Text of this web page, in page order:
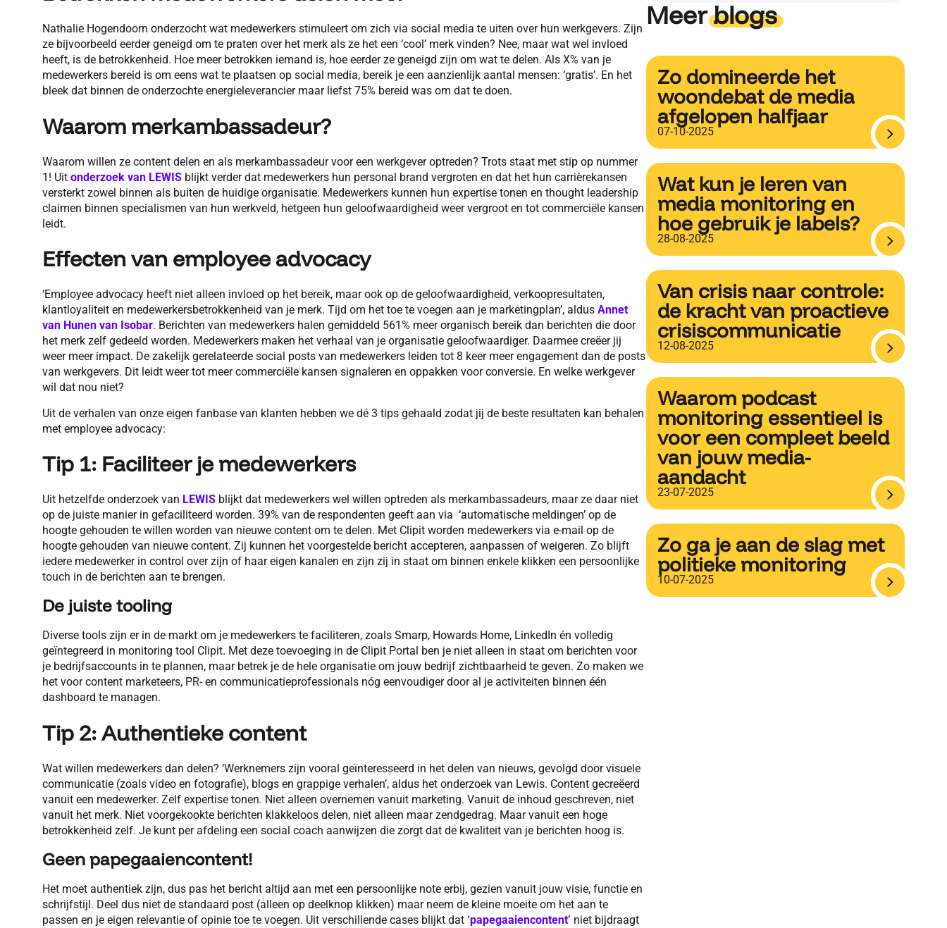
Nathalie Hogendoorn onderzocht wat medewerkers stimuleert om zich via social media te uiten over hun werkgevers. Zijn
ze bijvoorbeeld eerder geneigd om te praten over het merk als ze het een ‘cool’ merk vinden? Nee, maar wat wel invloed
heeft, is de betrokkenheid. Hoe meer betrokken iemand is, hoe eerder ze geneigd zijn om wat te delen. Als X% van je
medewerkers bereid is om eens wat te plaatsen op social media, bereik je een aanzienlijk aantal mensen: ‘gratis’. En het
bleek dat binnen de onderzochte energieleverancier maar liefst 75% bereid was om dat te doen.
Waarom merkambassadeur?
Waarom willen ze content delen en als merkambassadeur voor een werkgever optreden? Trots staat met stip op nummer
1! Uit onderzoek van LEWIS blijkt verder dat medewerkers hun personal brand vergroten en dat het hun carrièrekansen
versterkt zowel binnen als buiten de huidige organisatie. Medewerkers kunnen hun expertise tonen en thought leadership
claimen binnen specialismen van hun werkveld, hetgeen hun geloofwaardigheid weer vergroot en tot commerciële kansen
leidt.
Effecten van employee advocacy
‘Employee advocacy heeft niet alleen invloed op het bereik, maar ook op de geloofwaardigheid, verkoopresultaten,
klantloyaliteit en medewerkersbetrokkenheid van je merk. Tijd om het toe te voegen aan je marketingplan’, aldus Annet
van Hunen van Isobar. Berichten van medewerkers halen gemiddeld 561% meer organisch bereik dan berichten die door
het merk zelf gedeeld worden. Medewerkers maken het verhaal van je organisatie geloofwaardiger. Daarmee creëer jij
weer meer impact. De zakelijk gerelateerde social posts van medewerkers leiden tot 8 keer meer engagement dan de posts
van werkgevers. Dit leidt weer tot meer commerciële kansen signaleren en oppakken voor conversie. En welke werkgever
wil dat nou niet?
Uit de verhalen van onze eigen fanbase van klanten hebben we dé 3 tips gehaald zodat jij de beste resultaten kan behalen
met employee advocacy:
Tip 1: Faciliteer je medewerkers
Uit hetzelfde onderzoek van LEWIS blijkt dat medewerkers wel willen optreden als merkambassadeurs, maar ze daar niet
op de juiste manier in gefaciliteerd worden. 39% van de respondenten geeft aan via ‘automatische meldingen’ op de
hoogte gehouden te willen worden van nieuwe content om te delen. Met Clipit worden medewerkers via e-mail op de
hoogte gehouden van nieuwe content. Zij kunnen het voorgestelde bericht accepteren, aanpassen of weigeren. Zo blijft
iedere medewerker in control over zijn of haar eigen kanalen en zijn zij in staat om binnen enkele klikken een persoonlijke
touch in de berichten aan te brengen.
De juiste tooling
Diverse tools zijn er in de markt om je medewerkers te faciliteren, zoals Smarp, Howards Home, LinkedIn én volledig
geïntegreerd in monitoring tool Clipit. Met deze toevoeging in de Clipit Portal ben je niet alleen in staat om berichten voor
je bedrijfsaccounts in te plannen, maar betrek je de hele organisatie om jouw bedrijf zichtbaarheid te geven. Zo maken we
het voor content marketeers, PR- en communicatieprofessionals nóg eenvoudiger door al je activiteiten binnen één
dashboard te managen.
Tip 2: Authentieke content
Wat willen medewerkers dan delen? ‘Werknemers zijn vooral geïnteresseerd in het delen van nieuws, gevolgd door visuele
communicatie (zoals video en fotografie), blogs en grappige verhalen’, aldus het onderzoek van Lewis. Content gecreëerd
vanuit een medewerker. Zelf expertise tonen. Niet alleen overnemen vanuit marketing. Vanuit de inhoud geschreven, niet
vanuit het merk. Niet voorgekookte berichten klakkeloos delen, niet alleen maar zendgedrag. Maar vanuit een hoge
betrokkenheid zelf. Je kunt per afdeling een social coach aanwijzen die zorgt dat de kwaliteit van je berichten hoog is.
Geen papegaaiencontent!
Het moet authentiek zijn, dus pas het bericht altijd aan met een persoonlijke note erbij, gezien vanuit jouw visie, functie en
schrijfstijl. Deel dus niet de standaard post (alleen op deelknop klikken) maar neem de kleine moeite om het aan te
passen en je eigen relevantie of opinie toe te voegen. Uit verschillende cases blijkt dat ‘papegaaiencontent’ niet bijdraagt
Meerblogs
Zo domineerde het
woondebat de media
afgelopen halfjaar
07-10-2025
Wat kun je leren van
media monitoring en
hoe gebruik je labels?
28-08-2025
Van crisis naar controle:
de kracht van proactieve
crisiscommunicatie
12-08-2025
Waarom podcast
monitoring essentieel is
voor een compleet beeld
van jouw media-
aandacht
23-07-2025
Zo ga je aan de slag met
politieke monitoring
10-07-2025